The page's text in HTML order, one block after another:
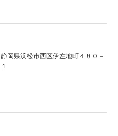
静岡県浜松市西区伊左地町４８０－
１